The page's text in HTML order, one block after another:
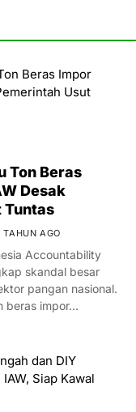
Ton Beras
Desak
Tuntas
TAHUN AGO
Accountability
skandal besar
pangan nasional.
beras impor…